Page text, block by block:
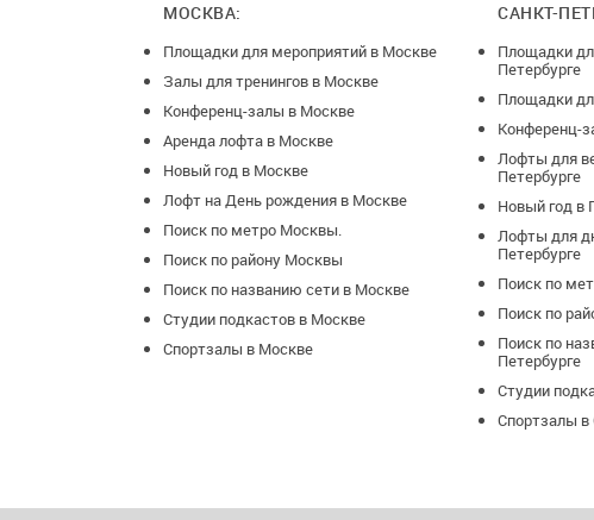
МОСКВА:
Площадки для мероприятий в Москве
Залы для тренингов в Москве
Конференц-залы в Москве
Аренда лофта в Москве
Новый год в Москве
Лофт на День рождения в Москве
Поиск по метро Москвы.
Поиск по району Москвы
Поиск по названию сети в Москве
Студии подкастов в Москве
Спортзалы в Москве
САНКТ-
Площадки
Петербурге
Площадки
Конференц-
Лофты для
Петербурге
Новый год в
Лофты для
Петербурге
Поиск по
Поиск по
Поиск по
Петербурге
Студии
Спортзалы в